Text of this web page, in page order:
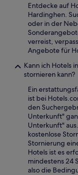
Entdecke auf
Hardinghen.
oder in der
verreist,
Angebote für
Kann ich Hotels
stornieren kann?
Ein
ist bei
den
Unterkunft"
Unterkunft"
kostenlose
Stornierung
Hotels ist es
mindestens 24
also die